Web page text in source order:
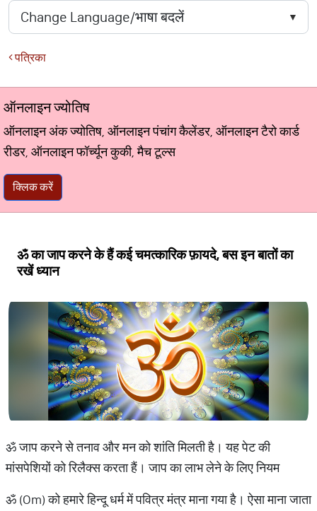
पत्रिका
ऑनलाइन ज्योतिष
ऑनलाइन अंक ज्योतिष, ऑनलाइन पंचांग कैलेंडर, ऑनलाइन टैरो कार्ड
रीडर, ऑनलाइन फॉर्च्यून कुकी, मैच टूल्स
क्लिक करें
ॐ का जाप करने के हैं कई चमत्कारिक फ़ायदे, बस इन बातों का
रखें ध्यान
ॐ जाप करने से तनाव और मन को शांति मिलती है। यह पेट की
मांसपेशियों को रिलैक्स करता हैं। जाप का लाभ लेने के लिए नियम
ॐ (Om) को हमारे हिन्दू धर्म में पवित्र मंत्र माना गया है। ऐसा माना जाता